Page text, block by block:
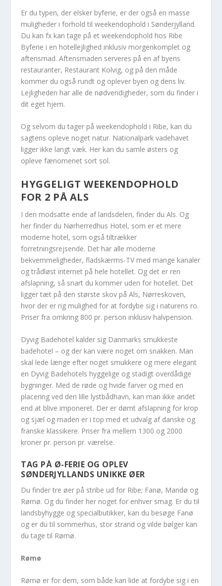
Er du typen, der elsker byferie, er der også en masse
muligheder i forhold til weekendophold i Sønderjylland.
Du kan fx kan tage på et weekendophold hos Ribe
Byferie i en hotellejlighed inklusiv morgenkomplet og
aftensmad. Aftensmaden serveres på en af byens
restauranter, Restaurant Kolvig, og på den måde
kommer du også rundt og oplever byen og dens liv.
Lejligheden har alle de nødvendigheder, som du finder i
dit eget hjem.
Og selvom du tager på weekendophold i Ribe, kan du
sagtens opleve noget natur. Nationalpark vadehavet
ligger ikke langt væk. Her kan du samle østers og
opleve fænomenet sort sol.
HYGGELIGT WEEKENDOPHOLD
FOR 2 PÅ ALS
I den modsatte ende af landsdelen, finder du Als. Og
her finder du Nørherredhus Hotel, som er et mere
moderne hotel, som også tiltrækker
forretningsrejsende. Det har alle moderne
bekvemmeligheder, fladskærms-TV med mange kanaler
og trådløst internet på hele hotellet. Og det er ren
afslapning, så snart du kommer uden for hotellet. Det
ligger tæt på den største skov på Als, Nørreskoven,
hvor der er rig mulighed for at fordybe sig i naturens ro.
Priser fra omkring 800 pr. person inklusiv halvpension.
Dyvig Badehotel kalder sig Danmarks smukkeste
badehotel – og der kan være noget om snakken. Man
skal lede længe efter noget smukkere og mere elegant
en Dyvig Badehotels hyggelige og stadigt overdådige
bygninger. Med de røde og hvide farver og med en
placering ved den lille lystbådhavn, kan man ikke andet
end at blive imponeret. Der er dømt afslapning for krop
og sjæl og maden er i top med et udvalg af danske og
franske klassikere. Priser fra mellem 1300 og 2000
kroner pr. person pr. værelse.
TAG PÅ Ø-FERIE OG OPLEV
SØNDERJYLLANDS UNIKKE ØER
Du finder tre øer på stribe ud for Ribe; Fanø, Mandø og
Rømø. Og du finder her noget for enhver smag. Er du til
landsbyhygge og specialbutikker, kan du besøge Fanø
og er du til sommerhus, stor strand og vilde bølger kan
du tage til Rømø.
Rømø
Rømø er for dem, som både kan lide at fordybe sig i en